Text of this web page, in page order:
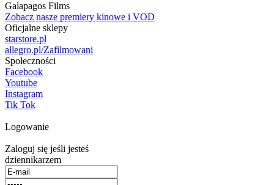
Galapagos Films
Zobacz nasze premiery kinowe i VOD
Oficjalne sklepy
starstore.pl
allegro.pl/Zafilmowani
Społeczności
Facebook
Youtube
Instagram
Tik Tok
Logowanie
Zaloguj się jeśli jesteś
dziennikarzem